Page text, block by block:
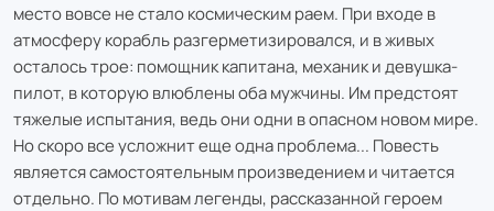
место вовсе не стало космическим раем. При входе в
атмосферу корабль разгерметизировался, и в живых
осталось трое: помощник капитана, механик и девушка-
пилот, в которую влюблены оба мужчины. Им предстоят
тяжелые испытания, ведь они одни в опасном новом мире.
Но скоро все усложнит еще одна проблема... Повесть
является самостоятельным произведением и читается
отдельно. По мотивам легенды, рассказанной героем